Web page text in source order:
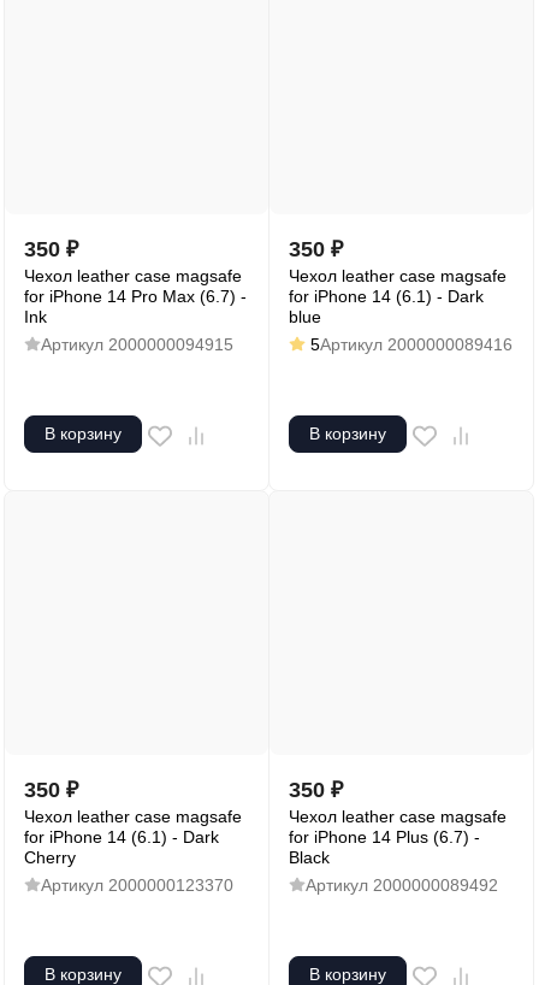
350 ₽
Чехол leather case magsafe
for iPhone 14 Pro Max (6.7) -
Ink
Артикул 2000000094915
В корзину
350 ₽
Чехол leather case magsafe
for iPhone 14 (6.1) - Dark
blue
5Артикул 2000000089416
В корзину
350 ₽
Чехол leather case magsafe
for iPhone 14 (6.1) - Dark
Cherry
Артикул 2000000123370
В корзину
350 ₽
Чехол leather case magsafe
for iPhone 14 Plus (6.7) -
Black
Артикул 2000000089492
В корзину